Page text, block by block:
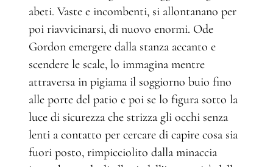
abeti. Vaste e incombenti, si allontanano per
poi riavvicinarsi, di nuovo enormi. Ode
Gordon emergere dalla stanza accanto e
scendere le scale, lo immagina mentre
attraversa in pigiama il soggiorno buio fino
alle porte del patio e poi se lo figura sotto la
luce di sicurezza che strizza gli occhi senza
lenti a contatto per cercare di capire cosa sia
fuori posto, rimpicciolito dalla minaccia